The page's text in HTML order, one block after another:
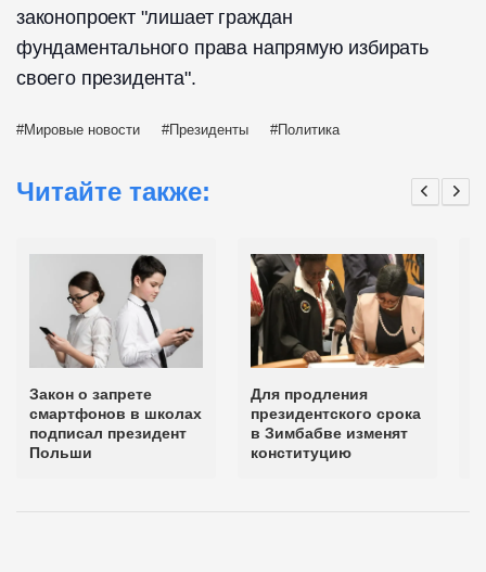
законопроект "лишает граждан
фундаментального права напрямую избирать
своего президента".
Мировые новости Президенты Политика
Читайте также:
Закон о запрете
смартфонов в школах
подписал президент
Польши
Для продления
президентского срока
в Зимбабве изменят
конституцию